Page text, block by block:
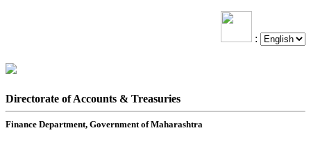
:
Directorate of Accounts & Treasuries
Finance Department, Government of Maharashtra